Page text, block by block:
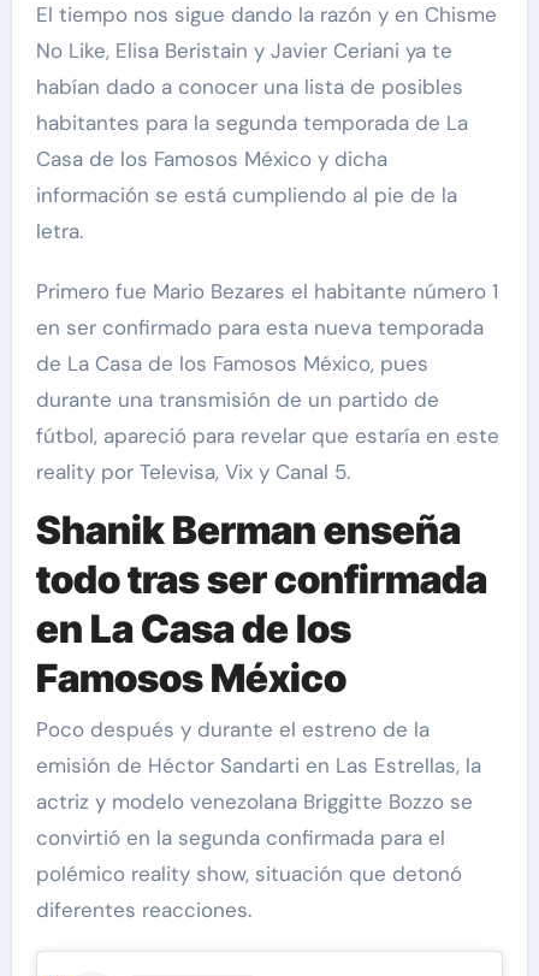
El tiempo nos sigue dando la razón y en Chisme
No Like, Elisa Beristain y Javier Ceriani ya te
habían dado a conocer una lista de posibles
habitantes para la segunda temporada de La
Casa de los Famosos México y dicha
información se está cumpliendo al pie de la
letra.
Primero fue Mario Bezares el habitante número 1
en ser confirmado para esta nueva temporada
de La Casa de los Famosos México, pues
durante una transmisión de un partido de
fútbol, apareció para revelar que estaría en este
reality por Televisa, Vix y Canal 5.
Shanik Berman enseña
todo tras ser confirmada
en La Casa de los
Famosos México
Poco después y durante el estreno de la
emisión de Héctor Sandarti en Las Estrellas, la
actriz y modelo venezolana Briggitte Bozzo se
convirtió en la segunda confirmada para el
polémico reality show, situación que detonó
diferentes reacciones.